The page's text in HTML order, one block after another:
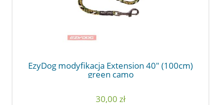
EzyDog modyfikacja Extension 40" (100cm)
green camo
30,00 zł